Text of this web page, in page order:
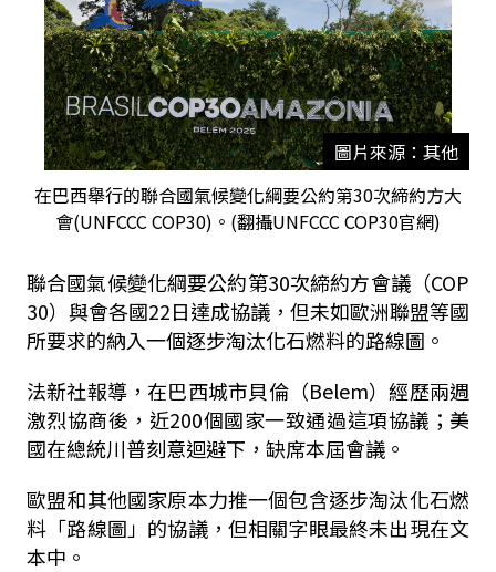
圖片來源：其他
在巴西舉行的聯合國氣候變化綱要公約第30次締約方大
會(UNFCCC COP30)。(翻攝UNFCCC COP30官網)
聯合國氣候變化綱要公約第30次締約方會議（COP
30）與會各國22日達成協議，但未如歐洲聯盟等國
所要求的納入一個逐步淘汰化石燃料的路線圖。
法新社報導，在巴西城市貝倫（Belem）經歷兩週
激烈協商後，近200個國家一致通過這項協議；美
國在總統川普刻意迴避下，缺席本屆會議。
歐盟和其他國家原本力推一個包含逐步淘汰化石燃
料「路線圖」的協議，但相關字眼最終未出現在文
本中。